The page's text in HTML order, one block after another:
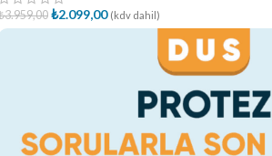
3.959,00 ₺2.099,00 (kdv dahil)